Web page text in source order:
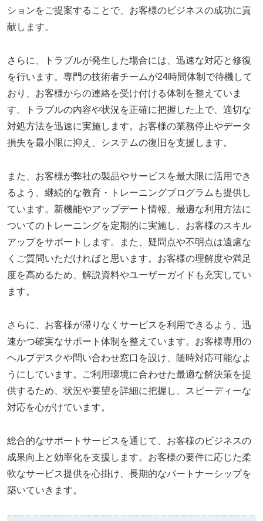
ションをご提案することで、お客様のビジネスの成功に貢
献します。
さらに、トラブルが発生した場合には、迅速な対応と修復
を行います。専門の技術者チームが24時間体制で待機して
おり、お客様からの連絡を受け付ける体制を整えていま
す。トラブルの内容や状況を正確に把握した上で、適切な
対処方法を迅速に実施します。お客様の業務停止やデータ
損失を最小限に抑え、システムの復旧を支援します。
また、お客様が弊社の製品やサービスを最大限に活用でき
るよう、継続的な教育・トレーニングプログラムも提供し
ています。新機能やアップデート情報、最適な利用方法に
ついてのトレーニングを定期的に実施し、お客様のスキル
アップをサポートします。また、疑問点や不明点は遠慮な
くご質問いただければと思います。お客様の理解度や満足
度を高めるため、解説資料やユーザーガイドも充実してい
ます。
さらに、お客様が滞りなくサービスを利用できるよう、迅
速かつ確実なサポート体制を整えています。お客様専用の
ヘルプデスクや問い合わせ窓口を設け、随時対応可能なよ
うにしています。ご利用環境に合わせた最適な解決策を提
供するため、状況や要望を詳細に把握し、スピーディーな
対応を心がけています。
総合的なサポートサービスを通じて、お客様のビジネスの
成果向上と効率化を支援します。お客様の要件に応じた柔
軟なサービス提供を心掛け、長期的なパートナーシップを
築いていきます。